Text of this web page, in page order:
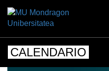
CALENDARIO